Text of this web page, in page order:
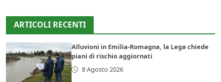
ARTICOLI RECENTI
Alluvioni in Emilia-Romagna, la Lega chiede
piani di rischio aggiornati
8 Agosto 2026